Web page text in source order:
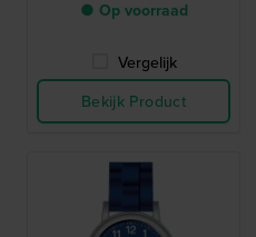
● Op voorraad
Vergelijk
Bekijk Product